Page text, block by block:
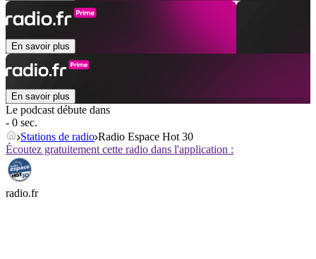
En savoir plus
En savoir plus
Le podcast débute dans
- 0 sec.
Stations de radio Radio Espace Hot 30
Écoutez gratuitement cette radio dans l'application :
radio.fr